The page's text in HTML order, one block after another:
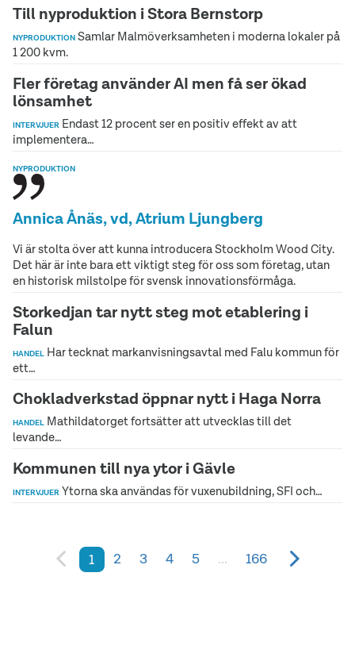
Till nyproduktion i Stora Bernstorp
NYPRODUKTION Samlar Malmöverksamheten i moderna lokaler på
1 200 kvm.
Fler företag använder AI men få ser ökad
lönsamhet
INTERVJUER Endast 12 procent ser en positiv effekt av att
implementera…
NYPRODUKTION
Annica Ånäs, vd, Atrium Ljungberg
Vi är stolta över att kunna introducera Stockholm Wood City.
Det här är inte bara ett viktigt steg för oss som företag, utan
en historisk milstolpe för svensk innovationsförmåga.
Storkedjan tar nytt steg mot etablering i
Falun
HANDEL Har tecknat markanvisningsavtal med Falu kommun för
ett…
Chokladverkstad öppnar nytt i Haga Norra
HANDEL Mathildatorget fortsätter att utvecklas till det
levande…
Kommunen till nya ytor i Gävle
INTERVJUER Ytorna ska användas för vuxenubildning, SFI och…
1 2 3 4 5 ... 166